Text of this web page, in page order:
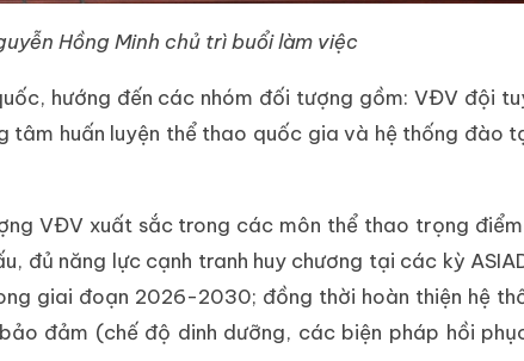
Hồng Minh chủ trì buổi làm việc
hướng đến các nhóm đối tượng gồm: VĐV đội
tâm huấn luyện thể thao quốc gia và hệ thống đào
VĐV xuất sắc trong các môn thể thao trọng
đủ năng lực cạnh tranh huy chương tại các kỳ
giai đoạn 2026-2030; đồng thời hoàn thiện hệ
đảm (chế độ dinh dưỡng, các biện pháp hồi